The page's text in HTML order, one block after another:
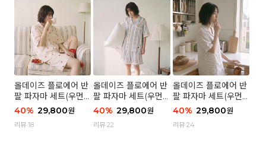
올데이즈 플로에어 반
팔 파자마 세트(우먼)
- 04 하트 컨페티
40% 29,800원
리뷰 18
올데이즈 플로에어 반
팔 파자마 세트(우먼)
- 03 브리즈 스트라이
40% 29,800원
리뷰 22
올데이즈 플로에어 반
팔 파자마 세트(우먼)
- 01 포슬 가든
40% 29,800원
리뷰 24